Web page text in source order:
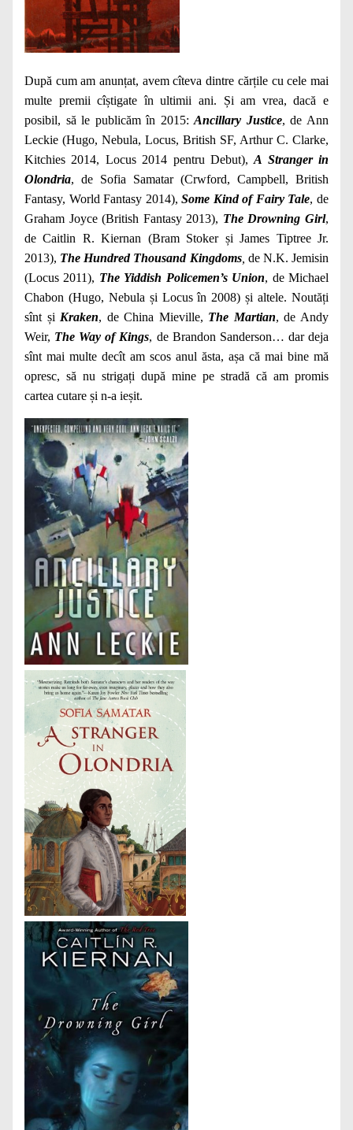
După cum am anunțat, avem cîteva dintre cărțile cu cele mai
multe premii cîștigate în ultimii ani. Și am vrea, dacă e
posibil, să le publicăm în 2015:Ancillary Justice, de Ann
Leckie (Hugo, Nebula, Locus, British SF, Arthur C. Clarke,
Kitchies 2014, Locus 2014 pentru Debut),A Stranger in
Olondria, de Sofia Samatar (Crwford, Campbell, British
Fantasy, World Fantasy 2014),Some Kind of Fairy Tale, de
Graham Joyce (British Fantasy 2013), The Drowning Girl,
de Caitlin R. Kiernan (Bram Stoker și James Tiptree Jr.
2013), The Hundred Thousand Kingdoms, de N.K. Jemisin
(Locus 2011), The Yiddish Policemen’s Union, de Michael
Chabon (Hugo, Nebula și Locus în 2008) și altele. Noutăți
sînt și Kraken, de China Mieville, The Martian, de Andy
Weir, The Way of Kings, de Brandon Sanderson… dar deja
sînt mai multe decît am scos anul ăsta, așa că mai bine mă
opresc, să nu strigați după mine pe stradă că am promis
cartea cutare și n-a ieșit.